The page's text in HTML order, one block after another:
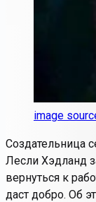
image
Создательница
Лесли Хэдланд
вернуться к
даст добро. Об